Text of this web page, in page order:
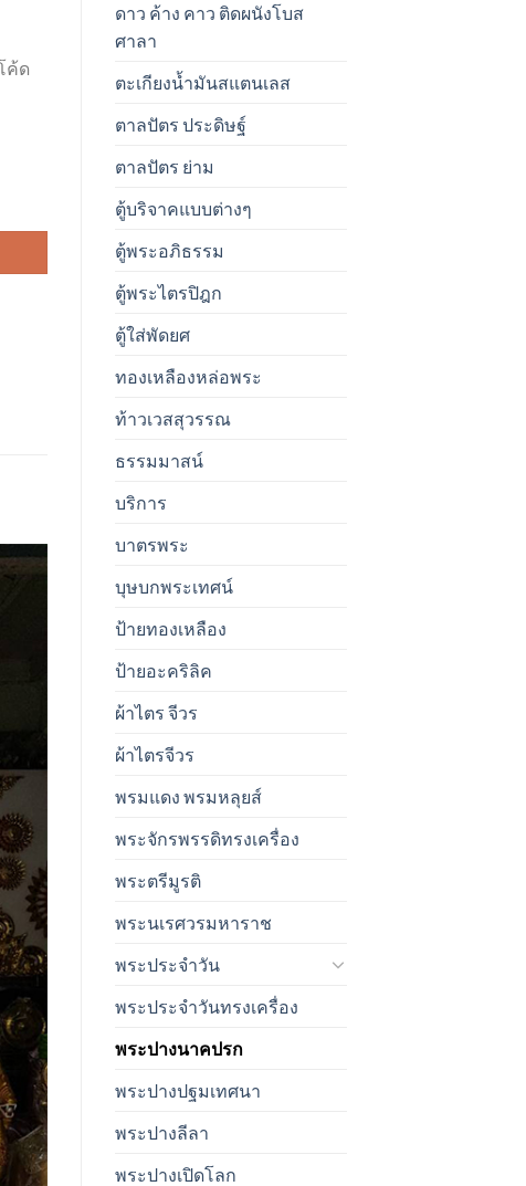
ดาว ค้าง คาว ติดผนังโบส
ศาลา
ตะเกียงน้ำมันสแตนเลส
ตาลปัตร ประดิษฐ์
ตาลปัตร ย่าม
ตู้บริจาคแบบต่างๆ
ตู้พระอภิธรรม
ตู้พระไตรปิฎก
ตู้ใส่พัดยศ
ทองเหลืองหล่อพระ
ท้าวเวสสุวรรณ
ธรรมมาสน์
บริการ
บาตรพระ
บุษบกพระเทศน์
ป้ายทองเหลือง
ป้ายอะคริลิค
ผ้าไตร จีวร
ผ้าไตรจีวร
พรมแดง พรมหลุยส์
พระจักรพรรดิทรงเครื่อง
พระตรีมูรติ
พระนเรศวรมหาราช
พระประจำวัน
พระประจำวันทรงเครื่อง
พระปางนาคปรก
พระปางปฐมเทศนา
พระปางลีลา
พระปางเปิดโลก
ค้ด